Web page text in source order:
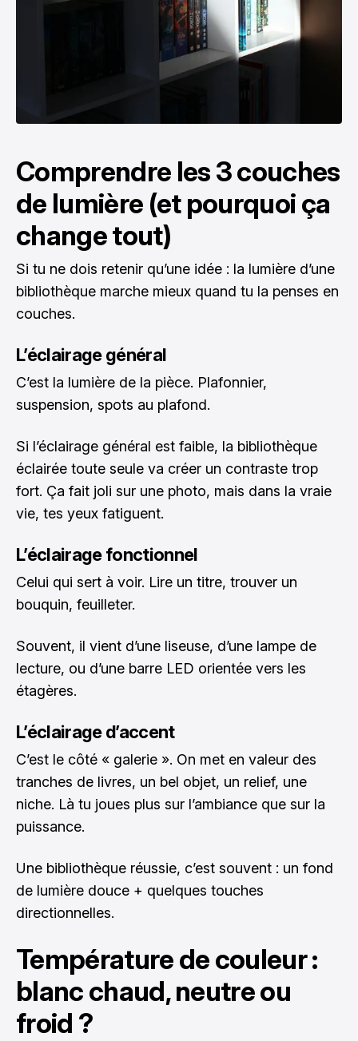
Comprendre les 3 couches
de lumière (et pourquoi ça
change tout)
Si tu ne dois retenir qu’une idée : la lumière d’une
bibliothèque marche mieux quand tu la penses en
couches.
L’éclairage général
C’est la lumière de la pièce. Plafonnier,
suspension, spots au plafond.
Si l’éclairage général est faible, la bibliothèque
éclairée toute seule va créer un contraste trop
fort. Ça fait joli sur une photo, mais dans la vraie
vie, tes yeux fatiguent.
L’éclairage fonctionnel
Celui qui sert à voir. Lire un titre, trouver un
bouquin, feuilleter.
Souvent, il vient d’une liseuse, d’une lampe de
lecture, ou d’une barre LED orientée vers les
étagères.
L’éclairage d’accent
C’est le côté « galerie ». On met en valeur des
tranches de livres, un bel objet, un relief, une
niche. Là tu joues plus sur l’ambiance que sur la
puissance.
Une bibliothèque réussie, c’est souvent : un fond
de lumière douce + quelques touches
directionnelles.
Température de couleur :
blanc chaud, neutre ou
froid ?